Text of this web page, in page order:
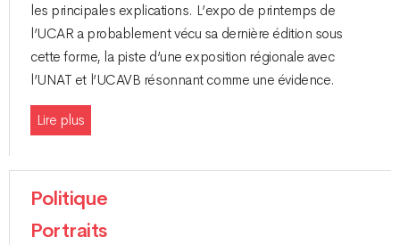
les principales explications. L’expo de printemps de
l’UCAR a probablement vécu sa dernière édition sous
cette forme, la piste d’une exposition régionale avec
l’UNAT et l’UCAVB résonnant comme une évidence.
Lire plus
Politique
Portraits